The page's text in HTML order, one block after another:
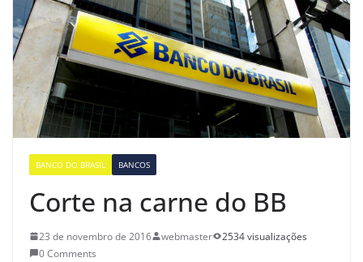
BANCO DO BRASIL BANCOS
Corte na carne do BB
23 de novembro de 2016 webmaster
2534 visualizações
0 Comments